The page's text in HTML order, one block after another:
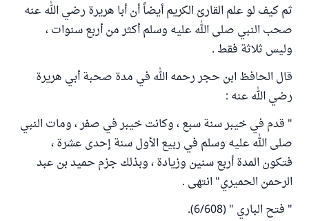
ثم كيف لو علم القارئ الكريم أيضاً أن أبا هريرة رضي الله عنه
صحب النبي صلى الله عليه وسلم أكثر من أربع سنوات ،
وليس ثلاثة فقط .
قال الحافظ ابن حجر رحمه الله في مدة صحبة أبي هريرة
رضي الله عنه :
" قدم في خيبر سنة سبع ، وكانت خيبر في صفر ، ومات النبي
صلى الله عليه وسلم في ربيع الأول سنة إحدى عشرة ،
فتكون المدة أربع سنين وزيادة ، وبذلك جزم حميد بن عبد
الرحمن الحميري" انتهى .
" فتح الباري " (6/608).